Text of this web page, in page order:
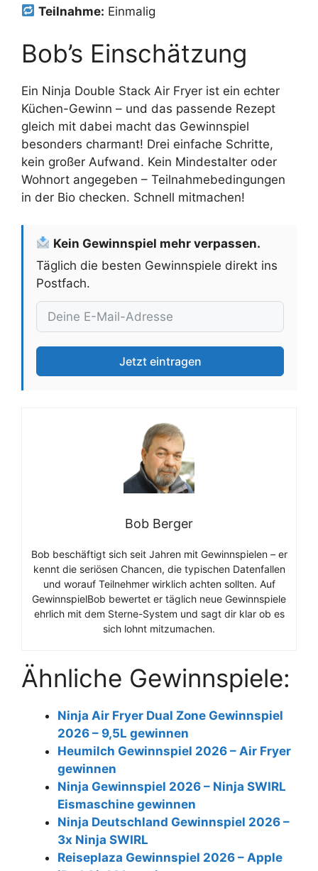
Teilnahme: Einmalig
Bob’s Einschätzung
Ein Ninja Double Stack Air Fryer ist ein echter
Küchen-Gewinn – und das passende Rezept
gleich mit dabei macht das Gewinnspiel
besonders charmant! Drei einfache Schritte,
kein großer Aufwand. Kein Mindestalter oder
Wohnort angegeben – Teilnahmebedingungen
in der Bio checken. Schnell mitmachen!
Kein Gewinnspiel mehr verpassen.
Täglich die besten Gewinnspiele direkt ins
Postfach.
Jetzt eintragen
Bob Berger
Bob beschäftigt sich seit Jahren mit Gewinnspielen – er
kennt die seriösen Chancen, die typischen Datenfallen
und worauf Teilnehmer wirklich achten sollten. Auf
GewinnspielBob bewertet er täglich neue Gewinnspiele
ehrlich mit dem Sterne-System und sagt dir klar ob es
sich lohnt mitzumachen.
Ähnliche Gewinnspiele:
Ninja Air Fryer Dual Zone Gewinnspiel
2026 – 9,5L gewinnen
Heumilch Gewinnspiel 2026 – Air Fryer
gewinnen
Ninja Gewinnspiel 2026 – Ninja SWIRL
Eismaschine gewinnen
Ninja Deutschland Gewinnspiel 2026 –
3x Ninja SWIRL
Reiseplaza Gewinnspiel 2026 – Apple